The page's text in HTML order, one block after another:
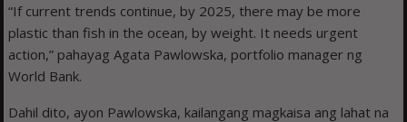
“If current trends continue, by 2025, there may be more
plastic than fish in the ocean, by weight. It needs urgent
action,” pahayag Agata Pawlowska, portfolio manager ng
World Bank.
Dahil dito, ayon Pawlowska, kailangang magkaisa ang lahat na